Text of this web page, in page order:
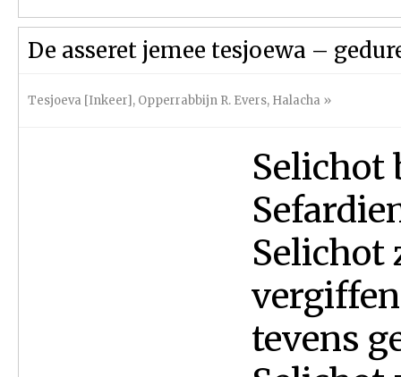
De asseret jemee tesjoewa –
Tesjoeva [Inkeer], Opperrabbijn R. Evers, Halacha »
Selichot
Selichot
tevens